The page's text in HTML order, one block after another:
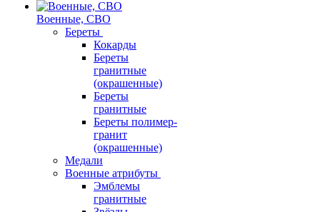
Военные, СВО
Береты
Кокарды
Береты
гранитные
(окрашенные)
Береты
гранитные
Береты полимер-
гранит
(окрашенные)
Медали
Военные атрибуты
Эмблемы
гранитные